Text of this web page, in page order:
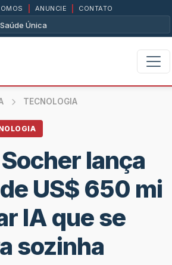
Única
ANUNCIE CONTATO
TECNOLOGIA
lança
US$ 650 mi
IA que se
sozinha